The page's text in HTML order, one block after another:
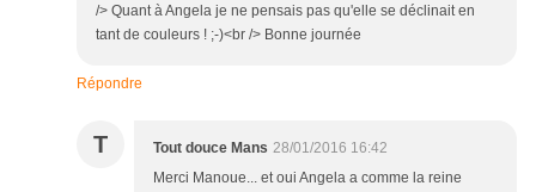
/> Quant à Angela je ne pensais pas qu'elle se déclinait en
tant de couleurs ! ;-)<br /> Bonne journée
Répondre
T Tout douce Mans 28/01/2016 16:42
Merci Manoue... et oui Angela a comme la reine